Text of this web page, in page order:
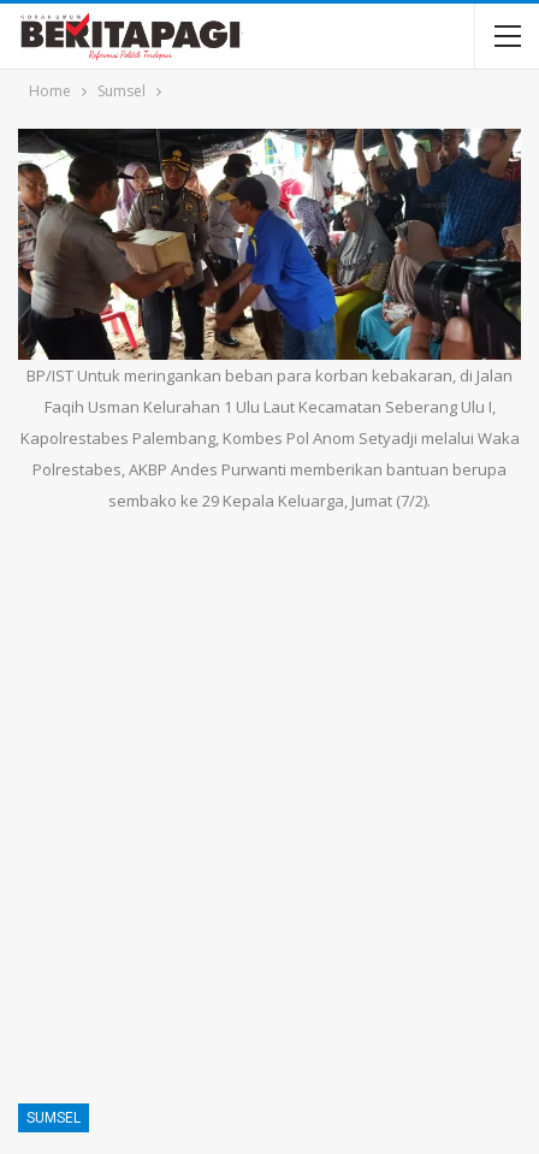
Home Sumsel
BP/IST Untuk meringankan beban para korban kebakaran, di Jalan
Faqih Usman Kelurahan 1 Ulu Laut Kecamatan Seberang Ulu I,
Kapolrestabes Palembang, Kombes Pol Anom Setyadji melalui Waka
Polrestabes, AKBP Andes Purwanti memberikan bantuan berupa
sembako ke 29 Kepala Keluarga, Jumat (7/2).
SUMSEL